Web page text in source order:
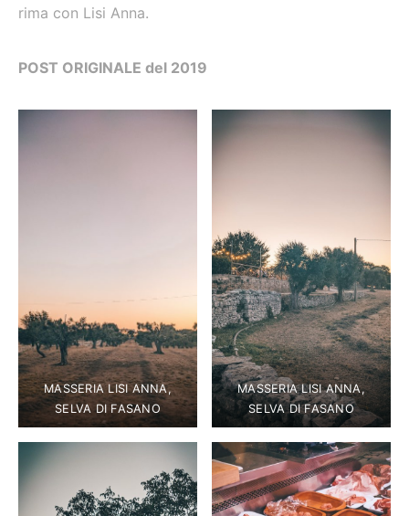
rima con Lisi Anna.
POST ORIGINALE del 2019
MASSERIA LISI ANNA,
SELVA DI FASANO
MASSERIA LISI ANNA,
SELVA DI FASANO